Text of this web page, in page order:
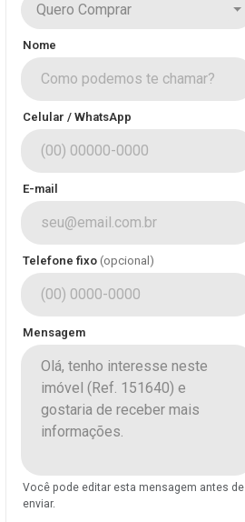
Quero Comprar
Nome
Celular / WhatsApp
E-mail
Telefone fixo (opcional)
Mensagem
Você pode editar esta mensagem antes de
enviar.